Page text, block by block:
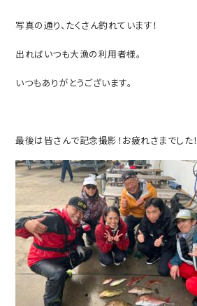
写真の通り、たくさん釣れています！
出ればいつも大漁の利用者様。
いつもありがとうございます。
最後は皆さんで記念撮影！お疲れさまでした！